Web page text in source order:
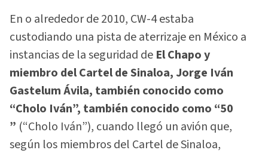
En o alrededor de 2010, CW-4 estaba
custodiando una pista de aterrizaje en México a
instancias de la seguridad de El Chapo y
miembro del Cartel de Sinaloa, Jorge Iván
Gastelum Ávila, también conocido como
“Cholo Iván”, también conocido como “50
” (“Cholo Iván”), cuando llegó un avión que,
según los miembros del Cartel de Sinaloa,